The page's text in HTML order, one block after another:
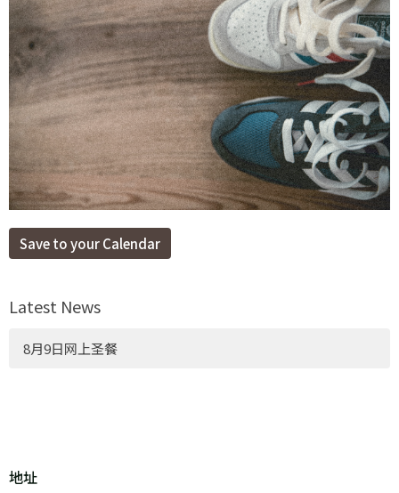
Save to your Calendar
Latest News
8月9日网上圣餐
地址